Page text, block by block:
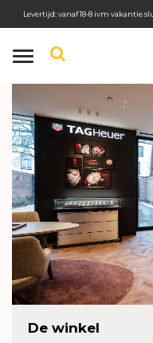
Toggle
Levertijd: vanaf 18-8 ivm vakantie
De winkel